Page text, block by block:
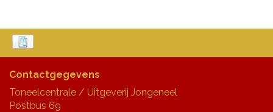
Contactgegevens
Toneelcentrale / Uitgeverij Jongeneel
Postbus 69